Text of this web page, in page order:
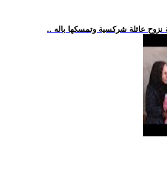
نزوح عائلة شركسية وتمسكها باله